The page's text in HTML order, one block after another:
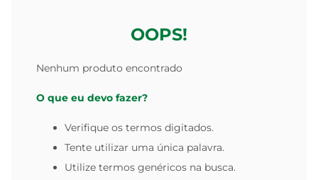
OOPS!
Nenhum produto encontrado
O que eu devo fazer?
Verifique os termos digitados.
Tente utilizar uma única palavra.
Utilize termos genéricos na busca.